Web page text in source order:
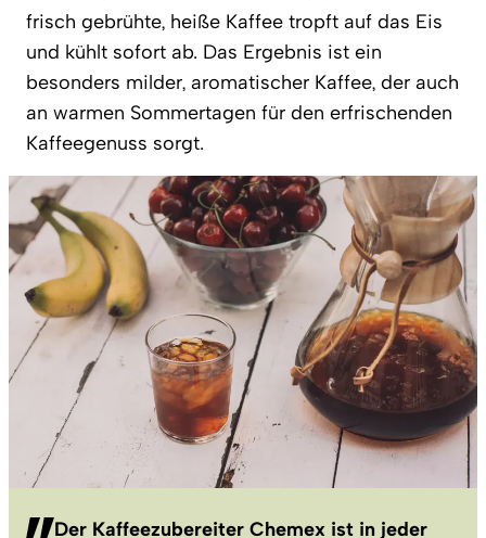
frisch gebrühte, heiße Kaffee tropft auf das Eis
und kühlt sofort ab. Das Ergebnis ist ein
besonders milder, aromatischer Kaffee, der auch
an warmen Sommertagen für den erfrischenden
Kaffeegenuss sorgt.
Der Kaffeezubereiter Chemex ist in jeder